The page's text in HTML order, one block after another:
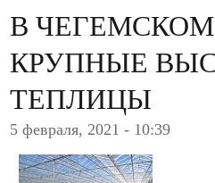
В
КРУПНЫЕ
ТЕПЛИЦЫ
5 февраля, 2021 - 10:39